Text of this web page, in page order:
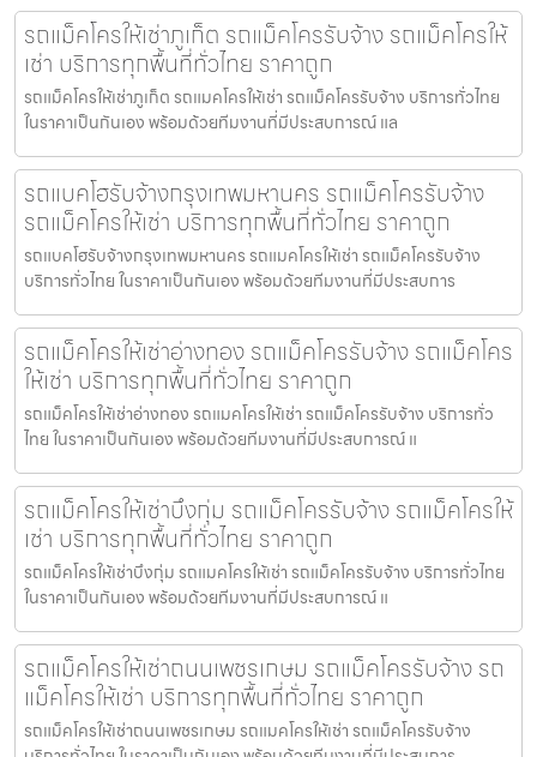
รถแม็คโครให้เช่าภูเก็ต รถแม็คโครรับจ้าง รถแม็คโครให้
เช่า บริการทุกพื้นที่ทั่วไทย ราคาถูก
รถแม็คโครให้เช่าภูเก็ต รถแมคโครให้เช่า รถแม็คโครรับจ้าง บริการทั่วไทย
ในราคาเป็นกันเอง พร้อมด้วยทีมงานที่มีประสบการณ์ แล
รถแบคโฮรับจ้างกรุงเทพมหานคร รถแม็คโครรับจ้าง
รถแม็คโครให้เช่า บริการทุกพื้นที่ทั่วไทย ราคาถูก
รถแบคโฮรับจ้างกรุงเทพมหานคร รถแมคโครให้เช่า รถแม็คโครรับจ้าง
บริการทั่วไทย ในราคาเป็นกันเอง พร้อมด้วยทีมงานที่มีประสบการ
รถแม็คโครให้เช่าอ่างทอง รถแม็คโครรับจ้าง รถแม็คโคร
ให้เช่า บริการทุกพื้นที่ทั่วไทย ราคาถูก
รถแม็คโครให้เช่าอ่างทอง รถแมคโครให้เช่า รถแม็คโครรับจ้าง บริการทั่ว
ไทย ในราคาเป็นกันเอง พร้อมด้วยทีมงานที่มีประสบการณ์ แ
รถแม็คโครให้เช่าบึงกุ่ม รถแม็คโครรับจ้าง รถแม็คโครให้
เช่า บริการทุกพื้นที่ทั่วไทย ราคาถูก
รถแม็คโครให้เช่าบึงกุ่ม รถแมคโครให้เช่า รถแม็คโครรับจ้าง บริการทั่วไทย
ในราคาเป็นกันเอง พร้อมด้วยทีมงานที่มีประสบการณ์ แ
รถแม็คโครให้เช่าถนนเพชรเกษม รถแม็คโครรับจ้าง รถ
แม็คโครให้เช่า บริการทุกพื้นที่ทั่วไทย ราคาถูก
รถแม็คโครให้เช่าถนนเพชรเกษม รถแมคโครให้เช่า รถแม็คโครรับจ้าง